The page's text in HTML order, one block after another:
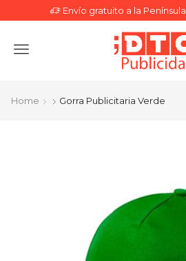
Envío gratuito a la Península
Menu
Home Gorra Publicitaria Verde